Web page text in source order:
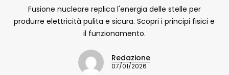
Fusione nucleare replica l'energia delle stelle per
produrre elettricità pulita e sicura. Scopri i principi fisici e
il funzionamento.
Redazione
07/01/2026